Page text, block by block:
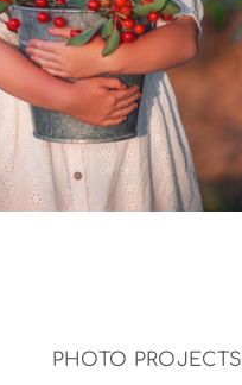
PHOTO PROJECTS